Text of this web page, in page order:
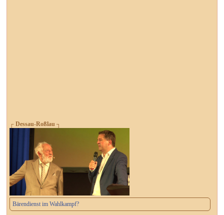
┌ Dessau-Roßlau ┐
Bärendienst im Wahlkampf?